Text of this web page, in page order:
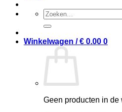
Zoeken
naar:
Winkelwagen /€ 0.00 0
Geen producten in de